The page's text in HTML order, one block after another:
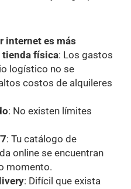
internet es más
tienda física: Los gastos
logístico no se
costos de alquileres
: No existen límites
: Tu catálogo de
online se encuentran
momento.
: Difícil que exista